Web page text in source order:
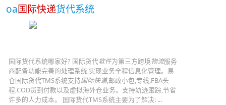
oa国际快递货代系统
国际货代系统哪家好? 国际货代软件为第三方跨境物流服务
商配备功能完善的处理系统,实现业务全程信息化管理。易
仓国际货代TMS系统支持国际快递,邮政小包,专线,FBA头
程,COD货到付款以及虚拟海外仓业务。支持轨迹跟踪,节省
许多的人力成本。 国际货代TMS系统主要为了解决: ...